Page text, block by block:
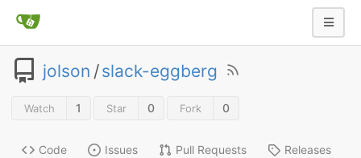
jolson /slack-eggberg
Watch 1 Star 0 Fork 0
Code Issues Pull Requests Releases